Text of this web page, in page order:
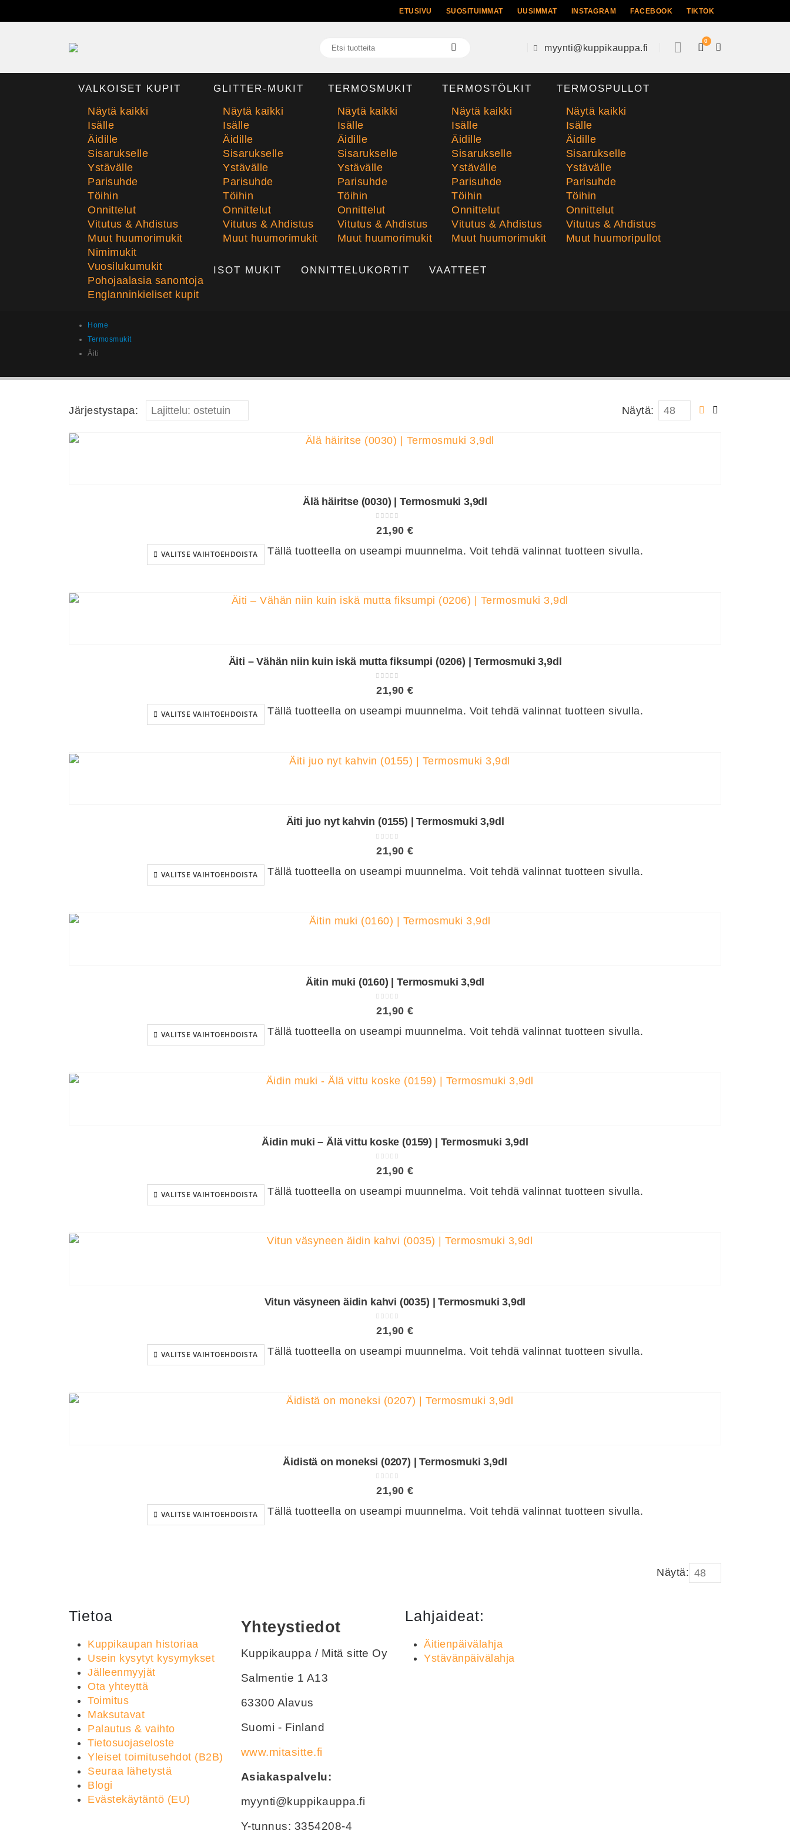
ETUSIVU SUOSITUIMMAT UUSIMMAT INSTAGRAM FACEBOOK TIKTOK
myynti@kuppikauppa.fi
0
VALKOISET KUPIT
Näytä kaikki
Isälle
Äidille
Sisarukselle
Ystävälle
Parisuhde
Töihin
Onnittelut
Vitutus & Ahdistus
Muut huumorimukit
Nimimukit
Vuosilukumukit
Pohojaalasia sanontoja
Englanninkieliset kupit
GLITTER-MUKIT
Näytä kaikki
Isälle
Äidille
Sisarukselle
Ystävälle
Parisuhde
Töihin
Onnittelut
Vitutus & Ahdistus
Muut huumorimukit
TERMOSMUKIT
Näytä kaikki
Isälle
Äidille
Sisarukselle
Ystävälle
Parisuhde
Töihin
Onnittelut
Vitutus & Ahdistus
Muut huumorimukit
TERMOSTÖLKIT
Näytä kaikki
Isälle
Äidille
Sisarukselle
Ystävälle
Parisuhde
Töihin
Onnittelut
Vitutus & Ahdistus
Muut huumorimukit
TERMOSPULLOT
Näytä kaikki
Isälle
Äidille
Sisarukselle
Ystävälle
Parisuhde
Töihin
Onnittelut
Vitutus & Ahdistus
Muut huumoripullot
ISOT MUKIT ONNITTELUKORTIT VAATTEET
Home
Termosmukit
Äiti
Järjestystapa: Näytä:
Älä häiritse (0030) | Termosmuki 3,9dl
0out of 5
21,90€
VALITSE VAIHTOEHDOISTA Tällä tuotteella on useampi muunnelma. Voit tehdä valinnat tuotteen sivulla.
Äiti – Vähän niin kuin iskä mutta fiksumpi (0206) | Termosmuki 3,9dl
0out of 5
21,90€
VALITSE VAIHTOEHDOISTA Tällä tuotteella on useampi muunnelma. Voit tehdä valinnat tuotteen sivulla.
Äiti juo nyt kahvin (0155) | Termosmuki 3,9dl
21,90€
VALITSE VAIHTOEHDOISTA Tällä tuotteella on useampi muunnelma. Voit tehdä valinnat tuotteen sivulla.
Äitin muki (0160) | Termosmuki 3,9dl
21,90€
VALITSE VAIHTOEHDOISTA Tällä tuotteella on useampi muunnelma. Voit tehdä valinnat tuotteen sivulla.
Äidin muki – Älä vittu koske (0159) | Termosmuki 3,9dl
21,90€
VALITSE VAIHTOEHDOISTA Tällä tuotteella on useampi muunnelma. Voit tehdä valinnat tuotteen sivulla.
Vitun väsyneen äidin kahvi (0035) | Termosmuki 3,9dl
0out of 5
21,90€
VALITSE VAIHTOEHDOISTA Tällä tuotteella on useampi muunnelma. Voit tehdä valinnat tuotteen sivulla.
Äidistä on moneksi (0207) | Termosmuki 3,9dl
0out of 5
21,90€
VALITSE VAIHTOEHDOISTA Tällä tuotteella on useampi muunnelma. Voit tehdä valinnat tuotteen sivulla.
Näytä:
Tietoa
Kuppikaupan historiaa
Usein kysytyt kysymykset
Jälleenmyyjät
Ota yhteyttä
Toimitus
Maksutavat
Palautus & vaihto
Tietosuojaseloste
Yleiset toimitusehdot (B2B)
Seuraa lähetystä
Blogi
Evästekäytäntö (EU)
Yhteystiedot
Kuppikauppa / Mitä sitte Oy
Salmentie 1 A13
63300 Alavus
Suomi - Finland
www.mitasitte.fi
Asiakaspalvelu:
myynti@kuppikauppa.fi
Y-tunnus: 3354208-4
Lahjaideat:
Äitienpäivälahja
Ystävänpäivälahja